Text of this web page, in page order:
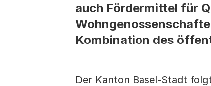
auch Fördermittel für
Kombination des
Der Kanton Basel-Stadt